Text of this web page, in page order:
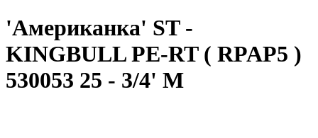
'Американка' ST -
KINGBULL PE-RT ( RPAP5 )
530053 25 - 3/4' M